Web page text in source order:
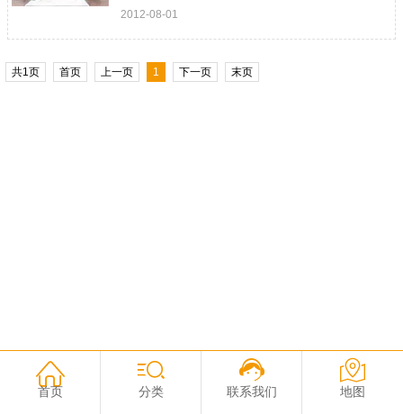
2012-08-01
共1页 首页 上一页 1 下一页 末页
首页 分类 联系我们 地图